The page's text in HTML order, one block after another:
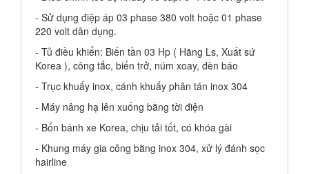
- Sử dụng điệp áp 03 phase 380 volt hoặc 01 phase
220 volt dân dụng.
- Tủ điều khiển: Biến tần 03 Hp ( Hãng Ls, Xuất sứ
Korea ), công tắc, biến trở, núm xoay, đèn báo
- Trục khuấy inox, cánh khuấy phân tán inox 304
- Máy nâng hạ lên xuống bằng tời điện
- Bốn bánh xe Korea, chịu tải tốt, có khóa gài
- Khung máy gia công bằng inox 304, xử lý đánh sọc
hairline